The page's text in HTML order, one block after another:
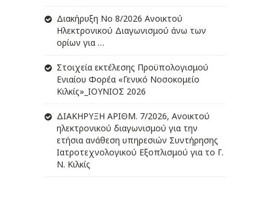
Διακήρυξη Νο 8/2026 Ανοικτού
Ηλεκτρονικού Διαγωνισμού άνω των
ορίων για …
Στοιχεία εκτέλεσης Προϋπολογισμού
Ενιαίου Φορέα «Γενικό Νοσοκομείο
Κιλκίς»_ΙΟΥΝΙΟΣ 2026
ΔIΑΚΗΡΥΞΗ ΑΡIΘΜ. 7/2026, Ανοικτού
ηλεκτρονικού διαγωνισμού για την
ετήσια ανάθεση υπηρεσιών Συντήρησης
Ιατροτεχνολογικού Εξοπλισμού για το Γ.
Ν. Κιλκίς